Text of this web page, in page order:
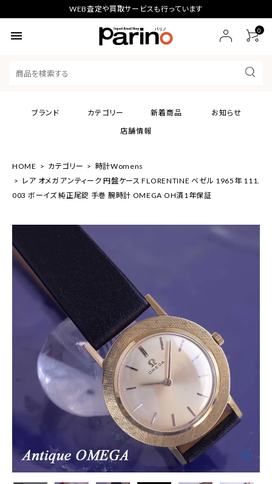
WEB査定や買取サービスも行っています
menu 0
ブランド カテゴリー 新着商品
お知らせ
店舗情報
HOME カテゴリー
時計Womens
レア オメガ アンティーク 円盤ケース FLORENTINE ベゼル 1965年 111.
003 ボーイズ 純正尾錠 手巻 腕時計 OMEGA OH済1年保証